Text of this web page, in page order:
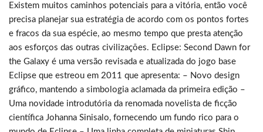
Existem muitos caminhos potenciais para a vitória, então você
precisa planejar sua estratégia de acordo com os pontos fortes
e fracos da sua espécie, ao mesmo tempo que presta atenção
aos esforços das outras civilizações. Eclipse: Second Dawn for
the Galaxy é uma versão revisada e atualizada do jogo base
Eclipse que estreou em 2011 que apresenta: – Novo design
gráfico, mantendo a simbologia aclamada da primeira edição –
Uma novidade introdutória da renomada novelista de ficção
científica Johanna Sinisalo, fornecendo um fundo rico para o